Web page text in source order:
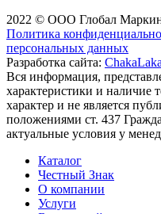
2022 © ООО Глобал
Политика
персональных данных
Разработка сайта:
Вся информация,
характеристики и
характер и не является
положениями ст. 437
актуальные условия у
Каталог
Честный Знак
О компании
Услуги